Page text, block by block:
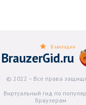
BrauzerGid.ru
© 2022 – Все права
Виртуальный гид по
браузерам
В закладки